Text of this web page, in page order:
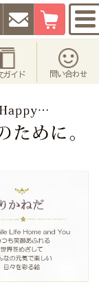
ガイド 問い合わせ